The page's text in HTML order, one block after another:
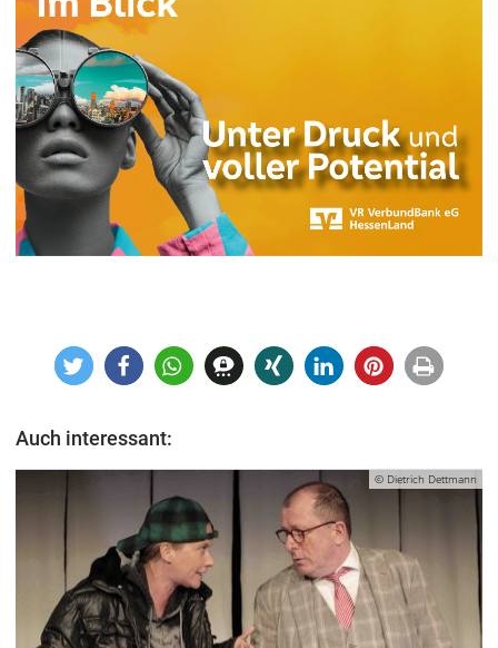
Auch interessant:
© Dietrich Dettmann